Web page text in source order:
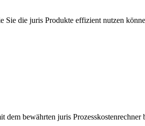
Sie die juris Produkte effizient nutzen
bewährten juris Prozesskostenrechner